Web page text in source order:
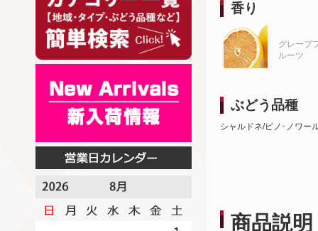
香り
グレープ
ルーツ
ぶどう品種
シャルドネ/ピノ･ノワー
商品説明